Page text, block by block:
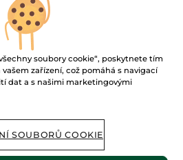
ekologických polí
soubory cookie“, poskytnete tím
zařízení, což pomáhá s navigací
dat a s našimi marketingovými
SOUBORŮ COOKIE